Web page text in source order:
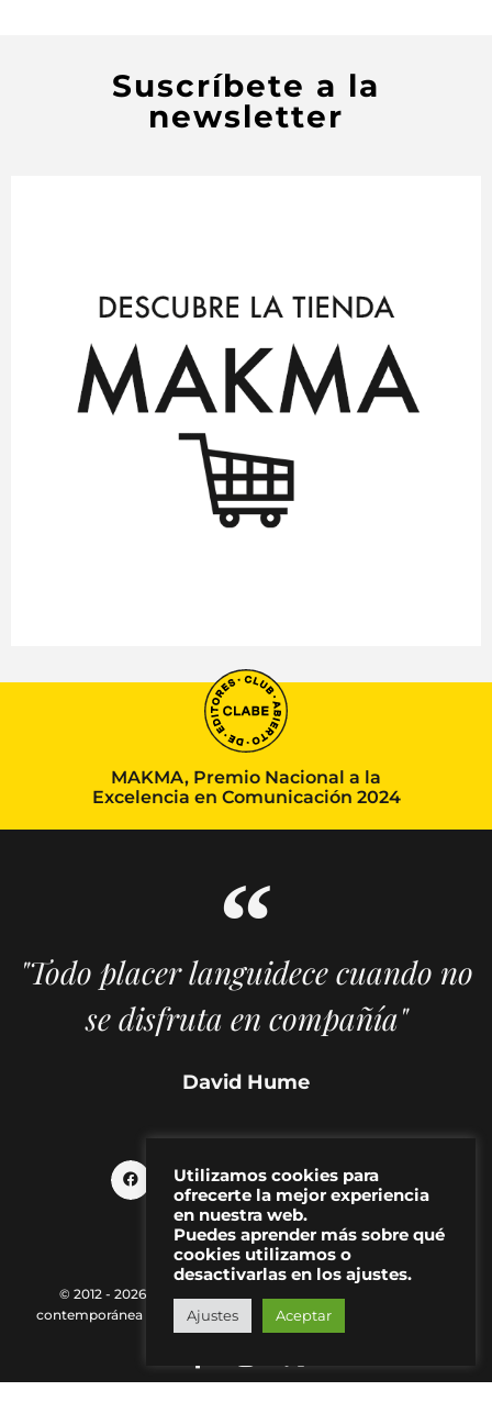
Suscríbete a la
newsletter
MAKMA, Premio Nacional a la
Excelencia en Comunicación 2024
"Todo placer languidece cuando no
se disfruta en compañía"
David Hume
© 2012 - 2026 MAKMA | Revista de artes visuales y cultura
contemporánea |
Política de Privacidad|Aviso Legal
Utilizamos cookies para
ofrecerte la mejor experiencia
en nuestra web.
Puedes aprender más sobre qué
cookies utilizamos o
desactivarlas en los ajustes.
Ajustes Aceptar